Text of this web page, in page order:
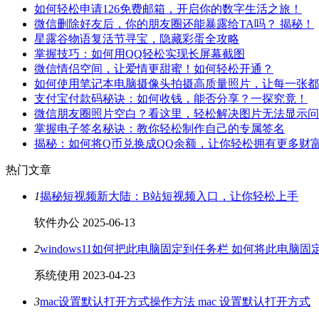
如何轻松申请126免费邮箱，开启你的数字生活之旅！
微信删除好友后，你的朋友圈还能暴露给TA吗？ 揭秘！
星露谷物语复活节寻宝，隐藏彩蛋全攻略
掌握技巧：如何用QQ轻松实现长屏幕截图
微信情侣空间，让爱情更甜蜜！如何轻松开通？
如何使用笔记本电脑摄像头拍摄高质量照片，让每一张
支付宝付款码秘诀：如何收钱，能否分享？一探究竟！
微信朋友圈照片空白？看这里，轻松解决图片无法显示问
掌握电子签名秘诀：教你轻松制作自己的专属签名
揭秘：如何将Q币兑换成QQ余额，让你轻松拥有更多财
热门文章
1揭秘短视频新大陆：B站短视频入口，让你轻松上手
软件办公 2025-06-13
2windows11如何把此电脑固定到任务栏 如何将此电脑固
系统使用 2023-04-23
3mac设置默认打开方式操作方法 mac 设置默认打开方式